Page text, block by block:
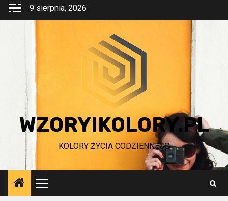
Przejdź
9 sierpnia, 2026
WZORYIKOLORY.PL
KOLORY ŻYCIA CODZIENNEGO
Menu
główne